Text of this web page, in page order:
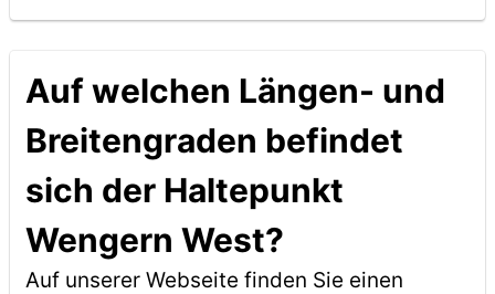
Auf welchen Längen- und
Breitengraden befindet
sich der Haltepunkt
Wengern West?
Auf unserer Webseite finden Sie einen